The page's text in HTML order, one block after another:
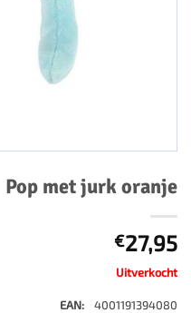
Pop met jurk oranje
€27,95
Uitverkocht
EAN:
4001191394080